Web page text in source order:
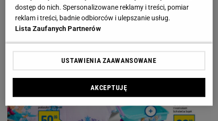
dostęp do nich. Spersonalizowane reklamy i treści, pomiar
reklam i treści, badnie odbiorców i ulepszanie usług.
Lista Zaufanych Partnerów
USTAWIENIA ZAAWANSOWANE
AKCEPTUJĘ